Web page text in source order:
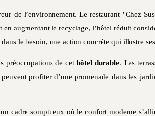
de l’environnement. Le restaurant "Chez
augmentant le recyclage, l’hôtel réduit
le besoin, une action concrète qui illustre
préoccupations de cethôtel durable. Les
profiter d’une promenade dans les
cadre somptueux où le confort moderne